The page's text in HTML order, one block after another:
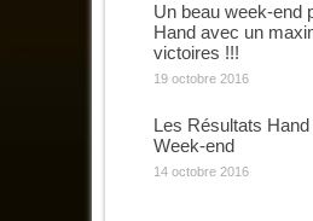
Un beau week-end
Hand avec un
victoires !!!
19 octobre 2016
Les Résultats Hand
Week-end
14 octobre 2016